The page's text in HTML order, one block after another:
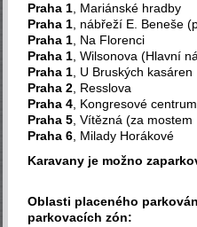
Praha 1 , Mariánské hradby
Praha 1 , nábřeží E. Beneše
Praha 1 , Na Florenci
Praha 1 , Wilsonova (Hlavní
Praha 1 , U Bruských kasáren
Praha 2 , Resslova
Praha 4 , Kongresové centrum
Praha 5 , Vítězná (za
Praha 6 , Milady Horákové
Karavany je možno
Oblasti placeného
parkovacích zón: